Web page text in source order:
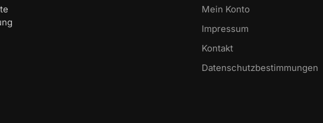
Mein Konto
Impressum
Kontakt
Datenschutzbestimmungen